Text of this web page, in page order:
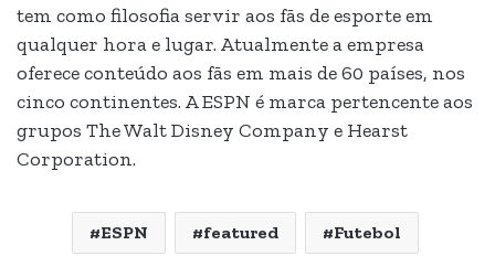
tem como filosofia servir aos fãs de esporte em
qualquer hora e lugar. Atualmente a empresa
oferece conteúdo aos fãs em mais de 60 países, nos
cinco continentes. A ESPN é marca pertencente aos
grupos The Walt Disney Company e Hearst
Corporation.
ESPN featured Futebol